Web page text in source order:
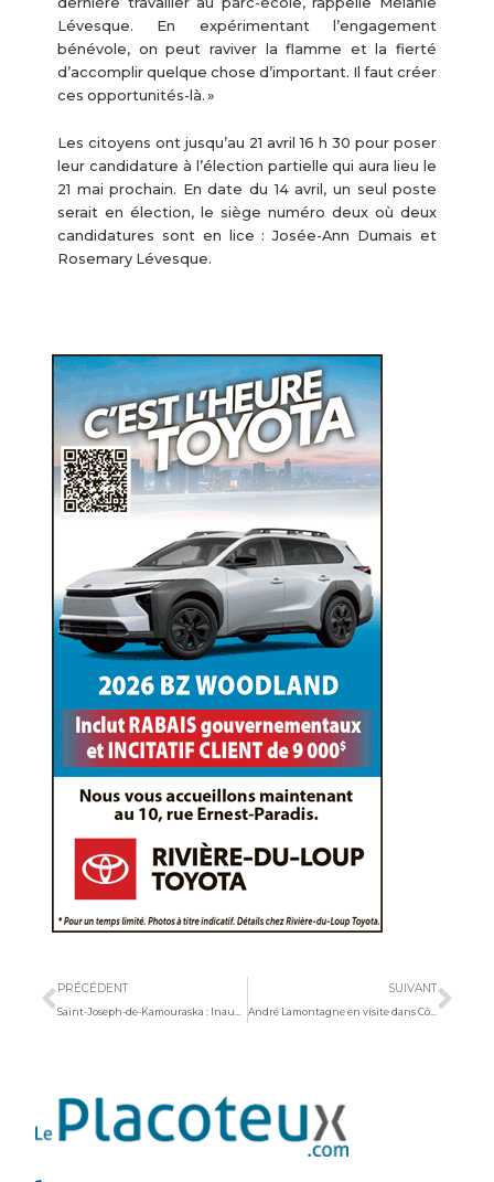
Lévesque. En expérimentant l’engagement
bénévole, on peut raviver la flamme et la fierté
d’accomplir quelque chose d’important. Il faut créer
ces opportunités-là. »
Les citoyens ont jusqu’au 21 avril 16 h 30 pour poser
leur candidature à l’élection partielle qui aura lieu le
21 mai prochain. En date du 14 avril, un seul poste
serait en élection, le siège numéro deux où deux
candidatures sont en lice : Josée-Ann Dumais et
Rosemary Lévesque.
PRÉCÉDENT SUIVANT
André Lamontagne en visite dans Côte-du-Sud